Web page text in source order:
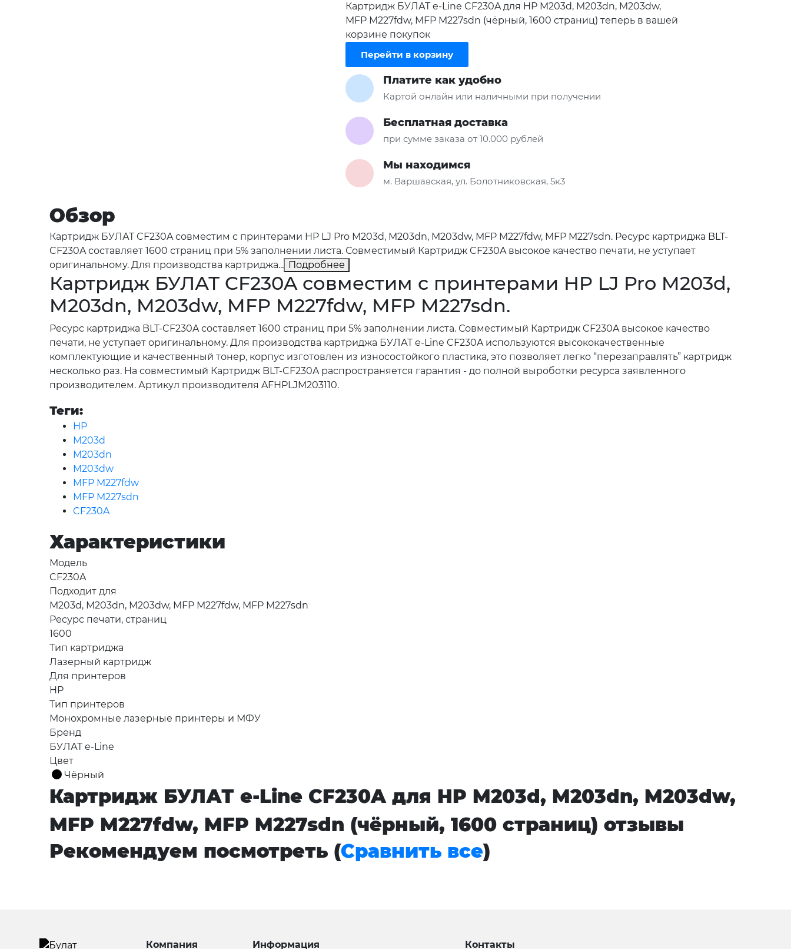
Картридж БУЛАТ e-Line CF230A для HP M203d, M203dn, M203dw,
MFP M227fdw, MFP M227sdn (чёрный, 1600 страниц) теперь в вашей
корзине покупок
Перейти в корзину
Платите как удобно
Картой онлайн или наличными при получении
Бесплатная доставка
при сумме заказа от 10.000 рублей
Мы находимся
м. Варшавская, ул. Болотниковская, 5к3
Обзор
Картридж БУЛАТ CF230A совместим с принтерами HP LJ Pro M203d, M203dn, M203dw, MFP M227fdw, MFP M227sdn. Ресурс картриджа BLT-
CF230A составляет 1600 страниц при 5% заполнении листа. Совместимый Картридж CF230A высокое качество печати, не уступает
оригинальному. Для производства картриджа... Подробнее
Картридж БУЛАТ CF230A совместим с принтерами HP LJ Pro M203d,
M203dn, M203dw, MFP M227fdw, MFP M227sdn.
Ресурс картриджа BLT-CF230A составляет 1600 страниц при 5% заполнении листа. Совместимый Картридж CF230A высокое качество
печати, не уступает оригинальному. Для производства картриджа БУЛАТ e-Line CF230A используются высококачественные
комплектующие и качественный тонер, корпус изготовлен из износостойкого пластика, это позволяет легко “перезаправлять” картридж
несколько раз. На совместимый Картридж BLT-CF230A распространяется гарантия - до полной выроботки ресурса заявленного
производителем. Артикул производителя AFHPLJM203110.
Теги:
HP
M203d
M203dn
M203dw
MFP M227fdw
MFP M227sdn
CF230A
Характеристики
Модель
CF230A
Подходит для
M203d, M203dn, M203dw, MFP M227fdw, MFP M227sdn
Ресурс печати, страниц
1600
Тип картриджа
Лазерный картридж
Для принтеров
HP
Тип принтеров
Монохромные лазерные принтеры и МФУ
Бренд
БУЛАТ e-Line
Цвет
Чёрный
Картридж БУЛАТ e-Line CF230A для HP M203d, M203dn, M203dw,
MFP M227fdw, MFP M227sdn (чёрный, 1600 страниц) отзывы
Рекомендуем посмотреть (Сравнить все)
Компания Информация Контакты